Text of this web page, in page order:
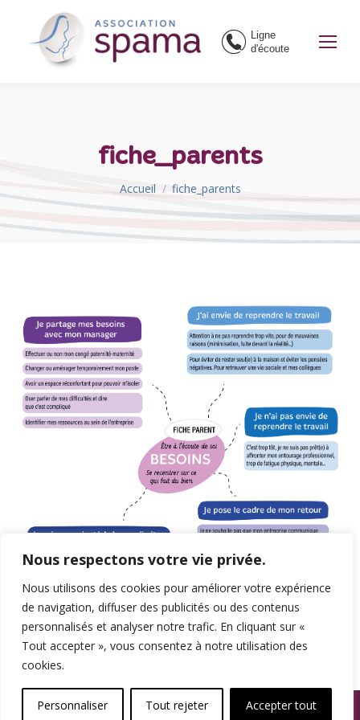
Nous respectons votre vie privée.
Nous utilisons des cookies pour améliorer votre expérience
de navigation, diffuser des publicités ou des contenus
personnalisés et analyser notre trafic. En cliquant sur «
Tout accepter », vous consentez à notre utilisation des
cookies.
Personnaliser Tout rejeter Accepter tout
Ligne
d'écoute
fiche_parents
Vous êtes ici :
Accueil fiche_parents
© SPAMA 2014 - 2026. Tous droits réservés.